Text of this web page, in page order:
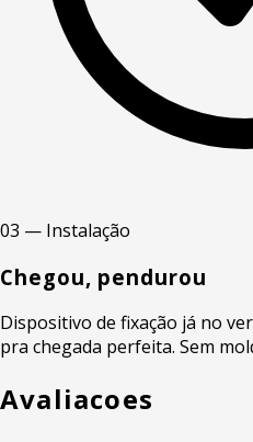
03 — Instalação
Chegou, pendurou
Dispositivo de fixação já no
pra chegada perfeita. Sem
Avaliacoes